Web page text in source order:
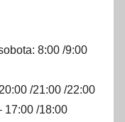
8:00 /9:00
/21:00 /22:00
17:00 /18:00